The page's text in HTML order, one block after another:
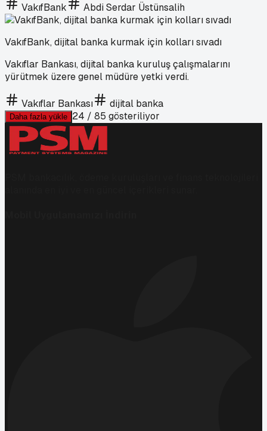
VakıfBank Abdi Serdar Üstünsalih
VakıfBank, dijital banka kurmak için kolları sıvadı
Vakıflar Bankası, dijital banka kuruluş çalışmalarını
yürütmek üzere genel müdüre yetki verdi.
Vakıflar Bankası dijital banka
Daha fazla yükle 24 / 85 gösteriliyor